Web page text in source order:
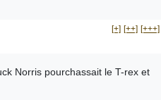
[+] [++] [+++]
Norris pourchassait le T-rex et